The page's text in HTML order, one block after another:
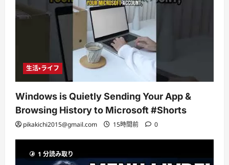
生活・ライフ
Windows is Quietly Sending Your App &
Browsing History to Microsoft #Shorts
pikakichi2015@gmail.com 15時間前 0
1 分読み取り